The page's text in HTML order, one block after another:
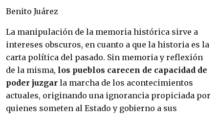
Benito Juárez
La manipulación de la memoria histórica sirve a
intereses obscuros, en cuanto a que la historia es la
carta política del pasado. Sin memoria y reflexión
de la misma, los pueblos carecen de capacidad de
poder juzgar la marcha de los acontecimientos
actuales, originando una ignorancia propiciada por
quienes someten al Estado y gobierno a sus